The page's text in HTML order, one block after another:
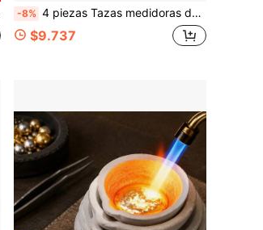
-8% 4 piezas Tazas medidoras de silicona | Tazas de mezcla de resina reutilizables, herramientas multifuncionales de resina y otras manualidades, tazas medidoras de silicona graduadas - Estas tazas de mezcla de resina antiadherentes son perfectas para manualidades hechas a mano, fabricación de joyas, fundición de resina y otras manualidades relacionadas con la resina, con función de medición precisa
$9.737